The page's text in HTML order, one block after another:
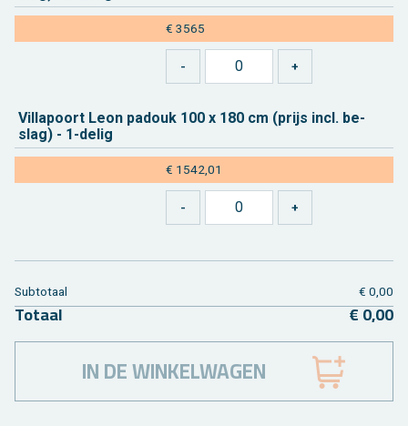
€ 3565
Vil­lapoort Leon pa­douk 100 x 180 cm (prijs incl. be­
slag) - 1-delig
€ 1542,01
Sub­to­taal € 0,00
To­taal € 0,00
IN DE WINKELWAGEN